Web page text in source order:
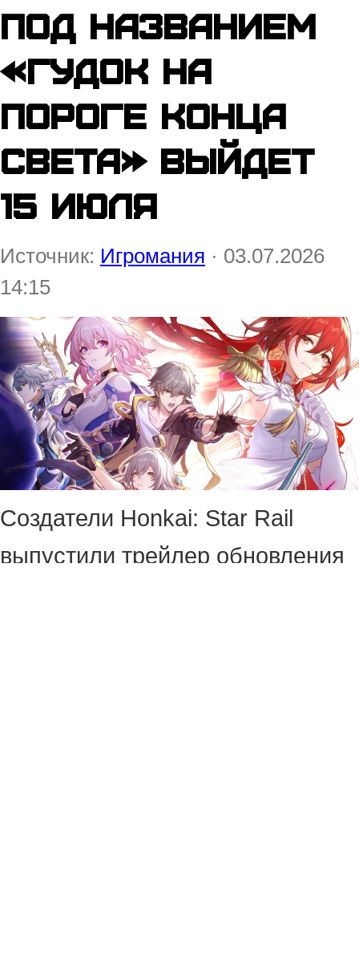
под названием
«Гудок на
пороге конца
света» выйдет
15 июля
Источник: Игромания · 03.07.2026
14:15
Создатели Honkai: Star Rail
выпустили трейлер обновления